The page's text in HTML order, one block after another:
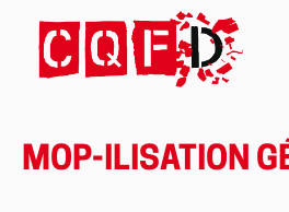
MOP-ILISATION